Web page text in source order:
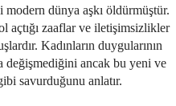
modern dünya aşkı öldürmüştür.
açtığı zaaflar ve iletişimsizlikler
Kadınların duygularının
değişmediğini ancak bu yeni ve
savurduğunu anlatır.